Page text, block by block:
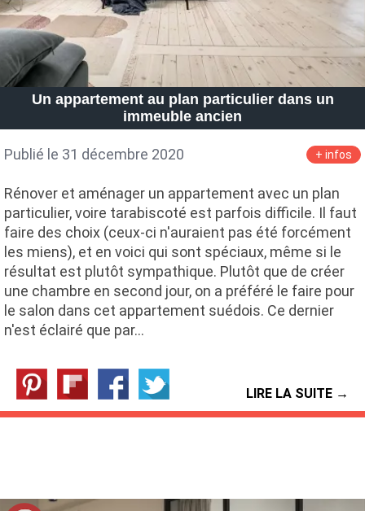
Un appartement au plan particulier dans un
immeuble ancien
Publié le 31 décembre 2020 + infos
Rénover et aménager un appartement avec un plan
particulier, voire tarabiscoté est parfois difficile. Il faut
faire des choix (ceux-ci n'auraient pas été forcément
les miens), et en voici qui sont spéciaux, même si le
résultat est plutôt sympathique. Plutôt que de créer
une chambre en second jour, on a préféré le faire pour
le salon dans cet appartement suédois. Ce dernier
n'est éclairé que par…
LIRE LA SUITE →